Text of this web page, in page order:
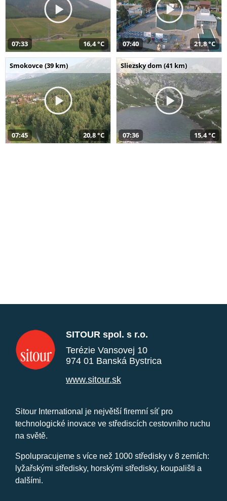
07:33 16,4 °C 07:40 21,8 °C
Smokovce (39 km)
07:45 20,8 °C
Sliezsky dom (41 km)
07:36 15,4 °C
SITOUR spol. s r.o.
Terézie Vansovej 10
974 01 Banská Bystrica
www.sitour.sk
Sitour International je největší firemní síť pro
technologické inovace ve střediscích cestovního ruchu
na světě.
Spolupracujeme s více než 1000 středisky v 8 zemích:
lyžařskými středisky, horskými středisky, koupališti a
dalšími.